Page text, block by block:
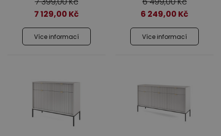
7 129,00 Kč
Více informací
6 249,00 Kč
Více informací